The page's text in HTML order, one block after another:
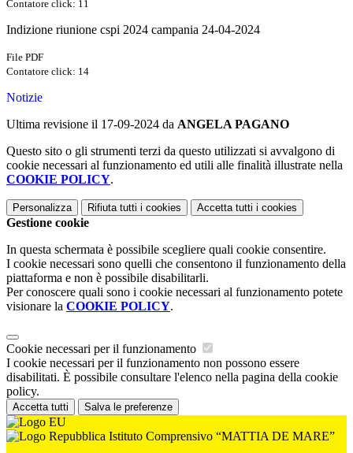
Contatore click: 11
Indizione riunione cspi 2024 campania 24-04-2024
File PDF
Contatore click: 14
Notizie
Ultima revisione il 17-09-2024 da ANGELA PAGANO
Questo sito o gli strumenti terzi da questo utilizzati si avvalgono di
cookie necessari al funzionamento ed utili alle finalità illustrate nella
COOKIE POLICY.
Personalizza Rifiuta tutti i cookies Accetta tutti i cookies
Gestione cookie
In questa schermata è possibile scegliere quali cookie consentire.
I cookie necessari sono quelli che consentono il funzionamento della
piattaforma e non è possibile disabilitarli.
Per conoscere quali sono i cookie necessari al funzionamento potete
visionare la COOKIE POLICY.
Cookie necessari per il funzionamento
I cookie necessari per il funzionamento non possono essere
disabilitati. È possibile consultare l'elenco nella pagina della cookie
policy.
Accetta tutti Salva le preferenze
Istituto Comprensivo “MATTIA DE MARE”